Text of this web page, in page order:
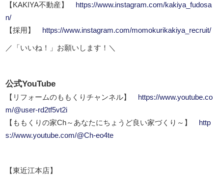
【KAKIYA不動産】
https://www.instagram.com/kakiya_fudosa
n/
【採用】
https://www.instagram.com/momokurikakiya_recruit/
／「いいね！」お願いします！＼
公式YouTube
【リフォームのももくりチャンネル】
https://www.youtube.co
m/@user-rd2tf5vt2i
【ももくりの家Ch～あなたにちょうど良い家づくり～】
http
s://www.youtube.com/@Ch-eo4te
【東近江本店】